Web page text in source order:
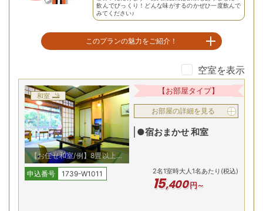
飲んでびっくり！どんな味がするのかぜひ一度飲んで
みてください♪
このプランの魅力をご紹介！
お子様も安心の珍しいお座敷風呂
空室を表示
和室
【お任せ和室/例】8畳以上の
純和風な雰囲気
【お部屋タイプ】
お部屋の詳細を見る
●宿おまかせ 和室
申込番号 1739-W1011 2名1室時大人1名あたり(税込)
15,400円～